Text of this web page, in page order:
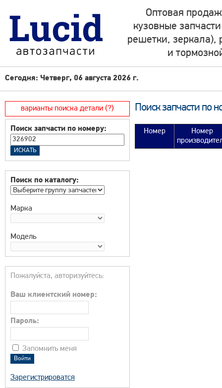
Оптовая
кузовные
решетки, зеркала),
и
Сегодня: Четверг, 06 августа 2026 г.
варианты поиска детали (?)
Поиск запчасти по номеру:
Поиск по каталогу:
Марка
Модель
Пожалуйста, авторизуйтесь:
Ваш клиентский номер:
Пароль:
Запомнить меня
Зарегистрироватся
Поиск запчасти по
Номер
Номер